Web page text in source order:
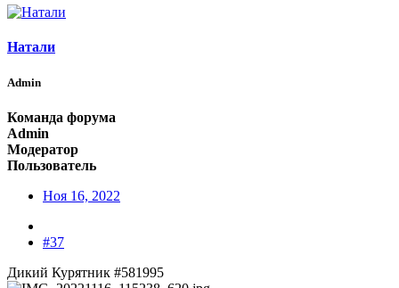
Натали
Admin
Команда форума
Admin
Модератор
Пользователь
Ноя 16, 2022
#37
Дикий Курятник #581995